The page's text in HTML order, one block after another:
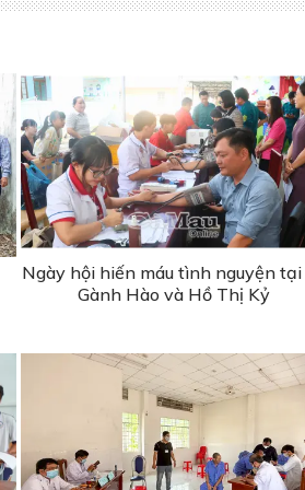
Ngày hội hiến máu tình nguyện tại
Gành Hào và Hồ Thị Kỷ